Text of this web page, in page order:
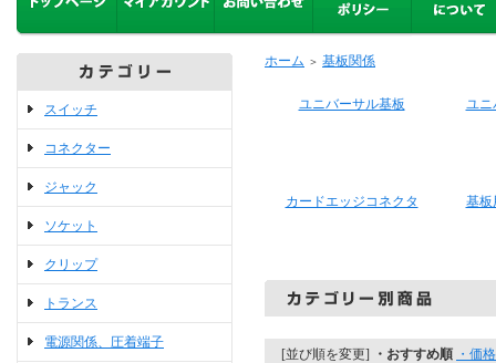
スイッチ
コネクター
ジャック
ソケット
クリップ
トランス
電源関係、圧着端子
ホーム ＞ 基板関係
ユニバーサル基板 ユニ
カードエッジコネクタ 基板
[並び順を変更] ・おすすめ順 ・価